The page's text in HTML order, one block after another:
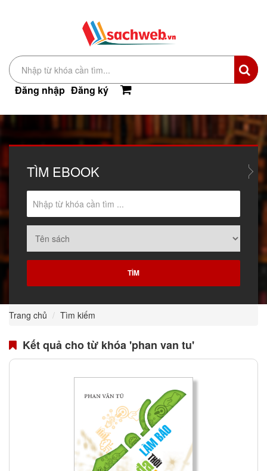
Đăng nhập Đăng ký
TÌM EBOOK
Trang chủ Tìm kiếm
Kết quả cho từ khóa 'phan van tu'